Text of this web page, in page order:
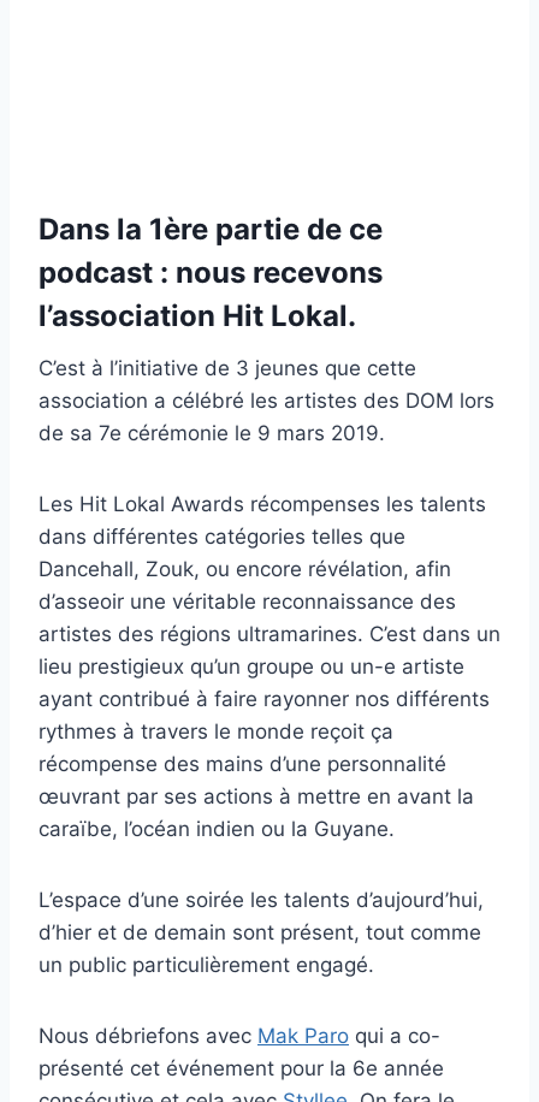
Dans la 1ère partie de ce
podcast : nous recevons
l’association Hit Lokal.
C’est à l’initiative de 3 jeunes que cette
association a célébré les artistes des DOM lors
de sa 7e cérémonie le 9 mars 2019.
Les Hit Lokal Awards récompenses les talents
dans différentes catégories telles que
Dancehall, Zouk, ou encore révélation, afin
d’asseoir une véritable reconnaissance des
artistes des régions ultramarines. C’est dans un
lieu prestigieux qu’un groupe ou un-e artiste
ayant contribué à faire rayonner nos différents
rythmes à travers le monde reçoit ça
récompense des mains d’une personnalité
œuvrant par ses actions à mettre en avant la
caraïbe, l’océan indien ou la Guyane.
L’espace d’une soirée les talents d’aujourd’hui,
d’hier et de demain sont présent, tout comme
un public particulièrement engagé.
Nous débriefons avec Mak Paro qui a co-
présenté cet événement pour la 6e année